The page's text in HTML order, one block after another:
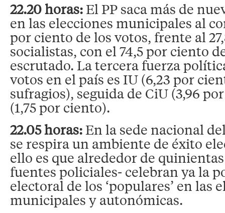
22.20 horas: El PP saca más de
en las elecciones municipales al
por ciento de los votos, frente al
socialistas, con el 74,5 por ciento
escrutado. La tercera fuerza
votos en el país es IU (6,23 por
sufragios), seguida de CiU (3,96
(1,75 por ciento).
22.05 horas: En la sede nacional
se respira un ambiente de éxito
ello es que alrededor de
fuentes policiales- celebran ya la
electoral de los ‘populares’ en las
municipales y autonómicas.